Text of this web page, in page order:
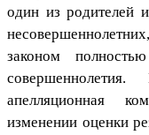
один из родителей
законом
апелляционная
изменении оценки